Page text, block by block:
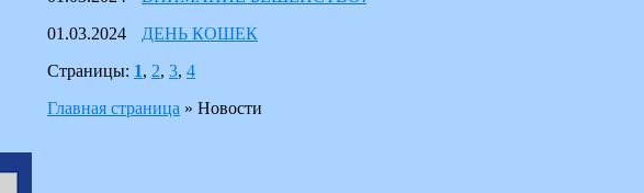
01.03.2024
ДЕНЬ КОШЕК
Страницы: 1, 2, 3, 4
Главная страница » Новости